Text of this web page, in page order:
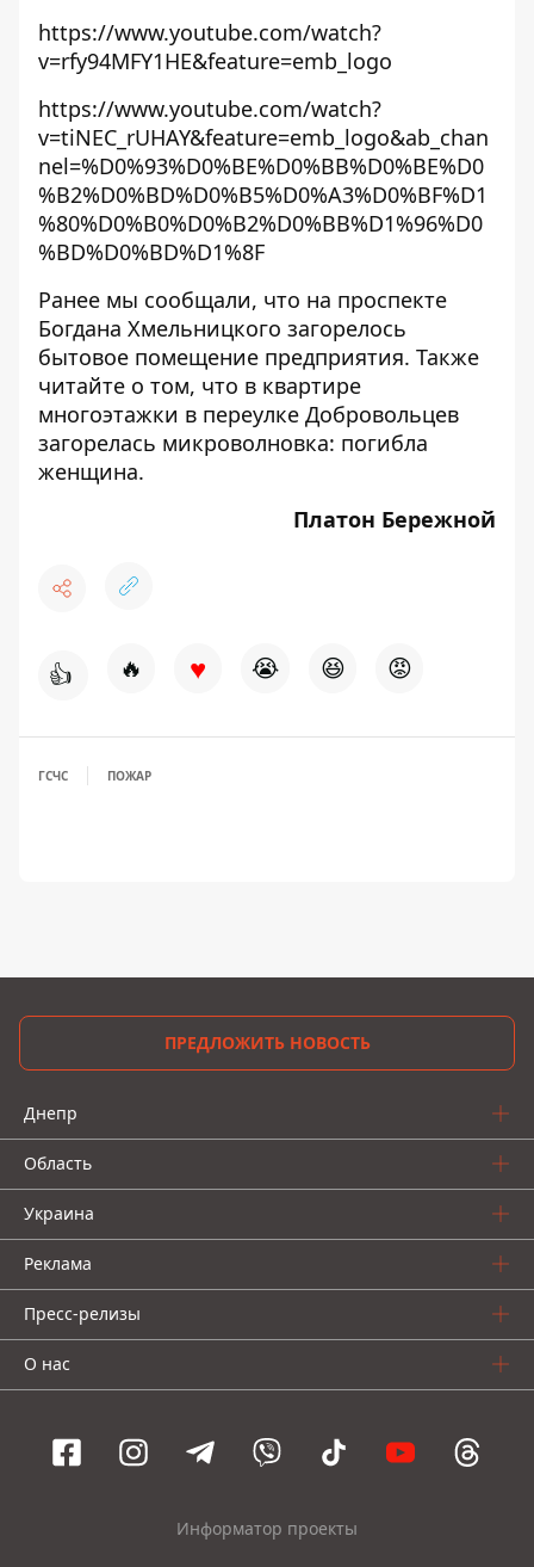
https://www.youtube.com/watch?
v=rfy94MFY1HE&feature=emb_logo
https://www.youtube.com/watch?
v=tiNEC_rUHAY&feature=emb_logo&ab_chan
nel=%D0%93%D0%BE%D0%BB%D0%BE%D0
%B2%D0%BD%D0%B5%D0%A3%D0%BF%D1
%80%D0%B0%D0%B2%D0%BB%D1%96%D0
%BD%D0%BD%D1%8F
Ранее мы сообщали, что на проспекте
Богдана Хмельницкого загорелось
бытовое помещение предприятия. Также
читайте о том, что в квартире
многоэтажки в переулке Добровольцев
загорелась микроволновка: погибла
женщина.
Платон Бережной
👍 🔥 ♥ 😭 😆 😡
ГСЧС ПОЖАР
ПРЕДЛОЖИТЬ НОВОСТЬ
Днепр
Область
Украина
Реклама
Пресс-релизы
О нас
Информатор проекты